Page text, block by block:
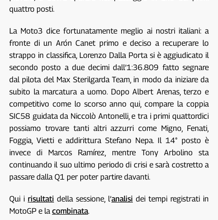
quattro posti.
La Moto3 dice fortunatamente meglio ai nostri italiani: a
fronte di un Arón Canet primo e deciso a recuperare lo
strappo in classifica, Lorenzo Dalla Porta si è aggiudicato il
secondo posto a due decimi dall’1:36.809 fatto segnare
dal pilota del Max Sterilgarda Team, in modo da iniziare da
subito la marcatura a uomo. Dopo Albert Arenas, terzo e
competitivo come lo scorso anno qui, compare la coppia
SIC58 guidata da Niccolò Antonelli, e tra i primi quattordici
possiamo trovare tanti altri azzurri come Migno, Fenati,
Foggia, Vietti e addirittura Stefano Nepa. Il 14° posto è
invece di Marcos Ramírez, mentre Tony Arbolino sta
continuando il suo ultimo periodo di crisi e sarà costretto a
passare dalla Q1 per poter partire davanti.
Qui i risultati della sessione, l’analisi dei tempi registrati in
MotoGP e la combinata.